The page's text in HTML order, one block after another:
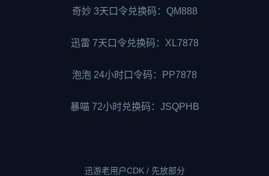
奇妙 3天口令兑换码：QM888
迅雷 7天口令兑换码：XL7878
泡泡 24小时口令码：PP7878
暴喵 72小时兑换码：JSQPHB
迅游老用户CDK / 先放部分